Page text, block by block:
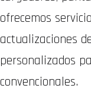
ofrecemos
actualizaciones
personalizados
convencionales.